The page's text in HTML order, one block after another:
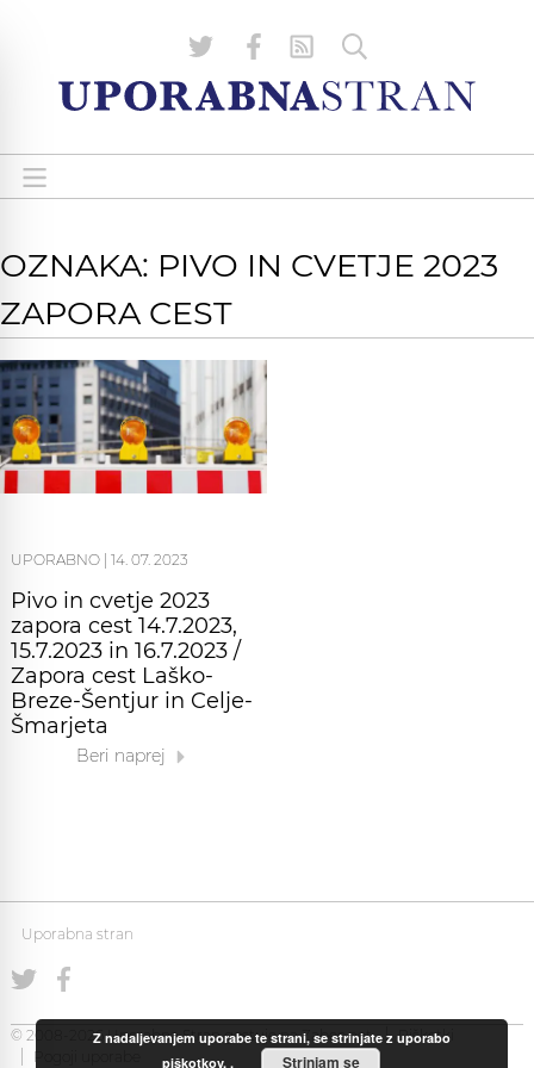
OZNAKA: PIVO IN CVETJE 2023
ZAPORA CEST
UPORABNO 14. 07. 2023
Pivo in cvetje 2023
zapora cest 14.7.2023,
15.7.2023 in 16.7.2023 /
Zapora cest Laško-
Breze-Šentjur in Celje-
Šmarjeta
Beri naprej
Uporabna stran
© 2008-2026 Uporabna Stran gostuje naZabec.net
Piškotki
Pogoji uporabe
Z nadaljevanjem uporabe te strani, se strinjate z uporabo
piškotkov.. Strinjam se